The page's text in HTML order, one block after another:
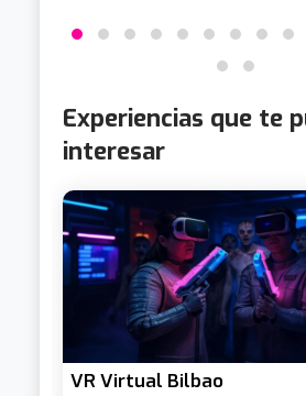
Experiencias que te
interesar
VR Virtual Bilbao